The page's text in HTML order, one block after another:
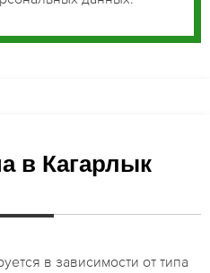
в Кагарлык
в зависимости от типа